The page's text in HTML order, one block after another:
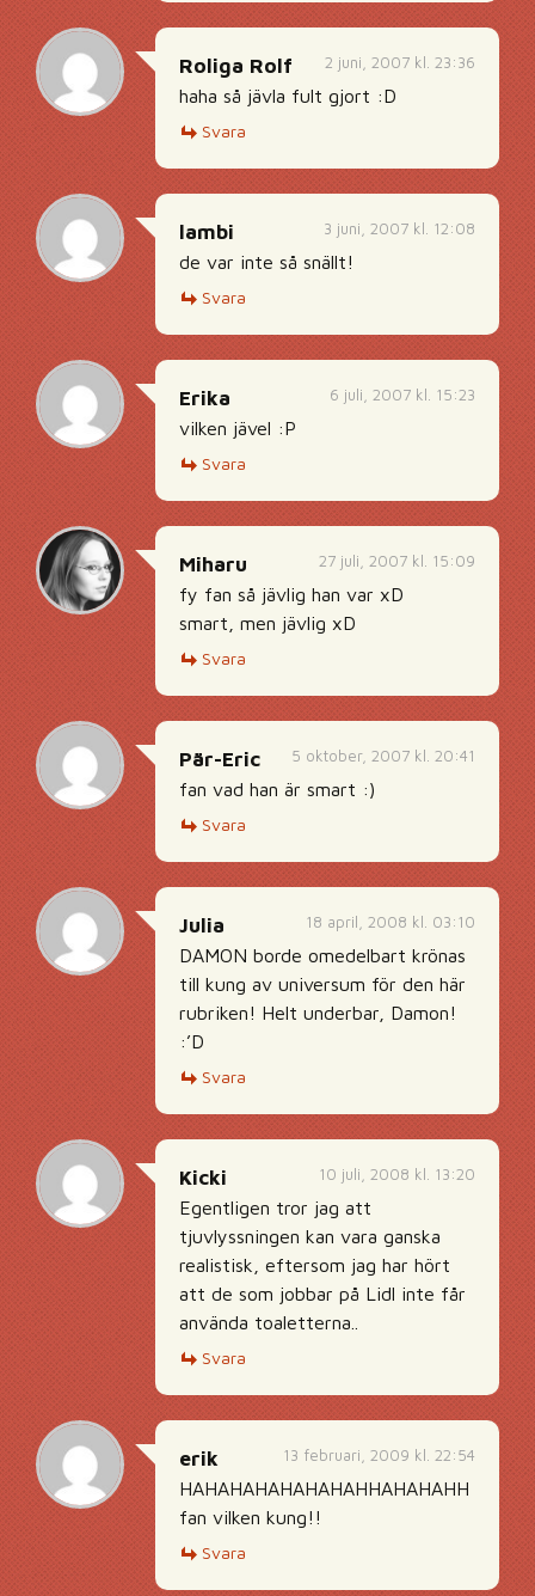
2 juni, 2007 kl. 23:36
Roliga Rolf
haha så jävla fult gjort :D
Svara
3 juni, 2007 kl. 12:08
lambi
de var inte så snällt!
Svara
6 juli, 2007 kl. 15:23
Erika
vilken jävel :P
Svara
27 juli, 2007 kl. 15:09
Miharu
fy fan så jävlig han var xD
smart, men jävlig xD
Svara
5 oktober, 2007 kl. 20:41
Pär-Eric
fan vad han är smart :)
Svara
18 april, 2008 kl. 03:10
Julia
DAMON borde omedelbart krönas
till kung av universum för den här
rubriken! Helt underbar, Damon!
:’D
Svara
10 juli, 2008 kl. 13:20
Kicki
Egentligen tror jag att
tjuvlyssningen kan vara ganska
realistisk, eftersom jag har hört
att de som jobbar på Lidl inte får
använda toaletterna..
Svara
13 februari, 2009 kl. 22:54
erik
HAHAHAHAHAHAHAHHAHAHAHH
fan vilken kung!!
Svara